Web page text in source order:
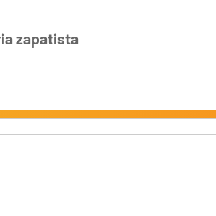
zapatista